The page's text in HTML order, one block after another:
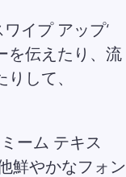
イプ アップ‘
を伝えたり、流
して、
ーム テキス
鮮やかなフォン